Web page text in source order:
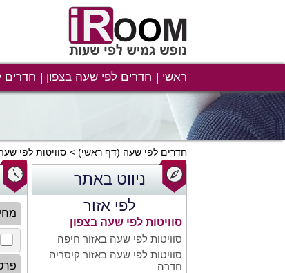
ראשי חדרים לפי שעה בצפון חדרים
חדרים לפי שעה (דף ראשי) סוויטות לפי
ניווט באתר
לפי אזור
סוויטות לפי שעה בצפון
סוויטות לפי שעה באזור חיפה
סוויטות לפי שעה באזור קיסריה
חדרה